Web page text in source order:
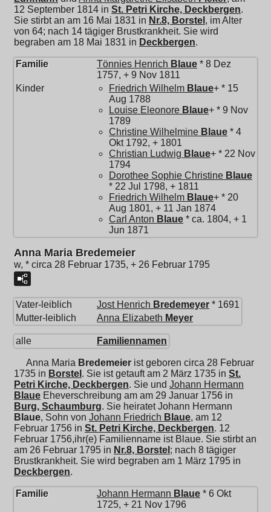
12 September 1814 in St. Petri Kirche, Deckbergen.
Sie stirbt an am 16 Mai 1831 in Nr.8, Borstel , im Alter
von 64; nach 14 tägiger Brustkrankheit. Sie wird
begraben am 18 Mai 1831 in Deckbergen.
Familie Tönnies Henrich Blaue * 8 Dez
1757, + 9 Nov 1811
Kinder
Friedrich Wilhelm Blaue+ * 15
Aug 1788
Louise Eleonore Blaue+ * 9 Nov
1789
Christine Wilhelmine Blaue * 4
Okt 1792, + 1801
Christian Ludwig Blaue+ * 22 Nov
1794
Dorothee Sophie Christine Blaue
* 22 Jul 1798, + 1811
Friedrich Wilhelm Blaue+ * 20
Aug 1801, + 11 Jan 1874
Carl Anton Blaue * ca. 1804, + 1
Jun 1871
Anna Maria Bredemeier
w, * circa 28 Februar 1735, + 26 Februar 1795
Vater-leiblich Jost Henrich Bredemeyer * 1691
Mutter-leiblich
Anna Elizabeth Meyer
alle Familiennamen
Anna Maria Bredemeier ist geboren circa 28 Februar
1735 in Borstel . Sie ist getauft am 2 März 1735 in St.
Petri Kirche, Deckbergen. Sie und Johann Hermann
Blaue Eheverschreibung am am 29 Januar 1756 in
Burg, Schaumburg. Sie heiratetJohann Hermann
Blaue, Sohn von Johann Friedrich Blaue, am 12
Februar 1756 in St. Petri Kirche, Deckbergen. 12
Februar 1756,ihr(e) Familienname ist Blaue. Sie stirbt an
am 26 Februar 1795 in Nr.8, Borstel ; nach 8 tägiger
Brustkrankheit. Sie wird begraben am 1 März 1795 in
Deckbergen.
Familie Johann Hermann Blaue * 6 Okt
1725, + 21 Nov 1796